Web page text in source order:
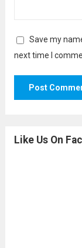
Save my
next time I
Like Us On